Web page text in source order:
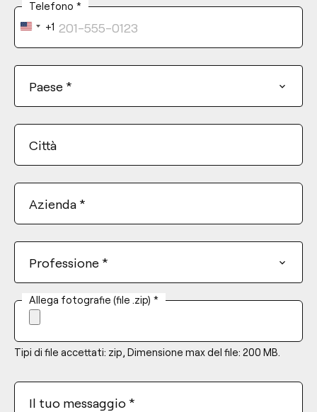
Telefono *
United
States
+1
Paese *
Città
Azienda *
Professione *
Allega fotografie (file .zip) *
Tipi di file accettati: zip, Dimensione max del file: 200 MB.
Il tuo messaggio *